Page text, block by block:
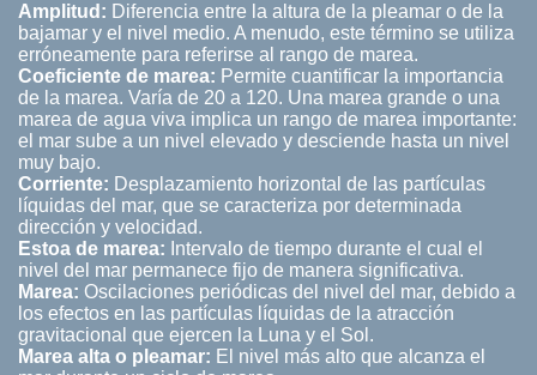
Amplitud: Diferencia entre la altura de la pleamar o de la
bajamar y el nivel medio. A menudo, este término se utiliza
erróneamente para referirse al rango de marea.
Coeficiente de marea: Permite cuantificar la importancia
de la marea. Varía de 20 a 120. Una marea grande o una
marea de agua viva implica un rango de marea importante:
el mar sube a un nivel elevado y desciende hasta un nivel
muy bajo.
Corriente: Desplazamiento horizontal de las partículas
líquidas del mar, que se caracteriza por determinada
dirección y velocidad.
Estoa de marea: Intervalo de tiempo durante el cual el
nivel del mar permanece fijo de manera significativa.
Marea: Oscilaciones periódicas del nivel del mar, debido a
los efectos en las partículas líquidas de la atracción
gravitacional que ejercen la Luna y el Sol.
Marea alta o pleamar: El nivel más alto que alcanza el